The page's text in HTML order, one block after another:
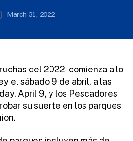
author
ini
to
r
March 31, 2022
del 2022, comienza a lo
el sábado 9 de abril, a las
April 9, y los Pescadores
su suerte en los parques